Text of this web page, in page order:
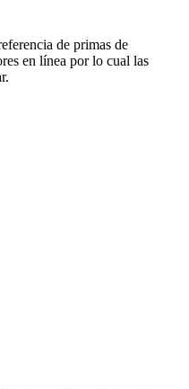
de primas de
en línea por lo cual las